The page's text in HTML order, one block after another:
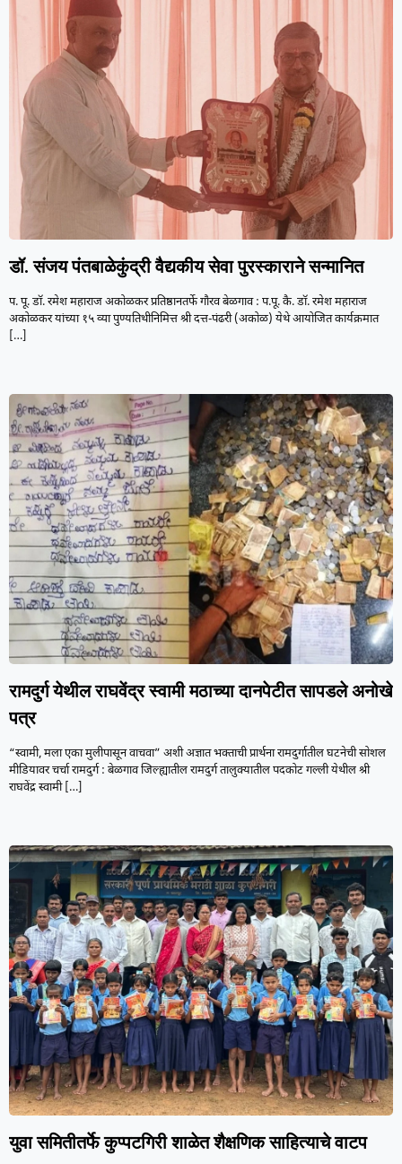
डॉ. संजय पंतबाळेकुंद्री वैद्यकीय सेवा पुरस्काराने सन्मानित
प. पू. डॉ. रमेश महाराज अकोळकर प्रतिष्ठानतर्फे गौरव बेळगाव : प.पू. कै. डॉ. रमेश महाराज
अकोळकर यांच्या १५ व्या पुण्यतिथीनिमित्त श्री दत्त-पंढरी (अकोळ) येथे आयोजित कार्यक्रमात
[…]
रामदुर्ग येथील राघवेंद्र स्वामी मठाच्या दानपेटीत सापडले अनोखे
पत्र
“स्वामी, मला एका मुलीपासून वाचवा” अशी अज्ञात भक्ताची प्रार्थना रामदुर्गातील घटनेची सोशल
मीडियावर चर्चा रामदुर्ग : बेळगाव जिल्ह्यातील रामदुर्ग तालुक्यातील पदकोट गल्ली येथील श्री
राघवेंद्र स्वामी[…]
युवा समितीतर्फे कुप्पटगिरी शाळेत शैक्षणिक साहित्याचे वाटप